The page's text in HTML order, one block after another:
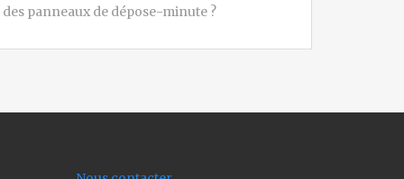
des panneaux de dépose-minute ?